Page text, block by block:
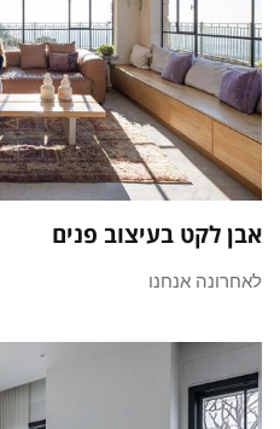
אבן לקט בעיצוב פנים
לאחרונה אנחנו